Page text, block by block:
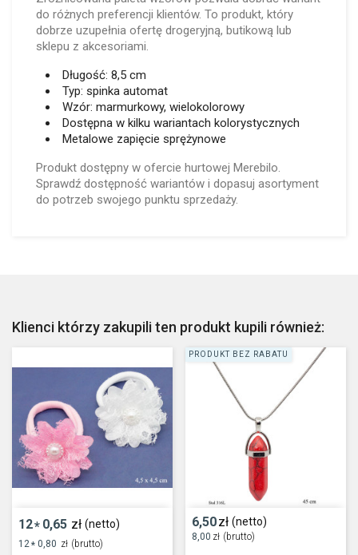
do różnych preferencji klientów. To produkt, który
dobrze uzupełnia ofertę drogeryjną, butikową lub
sklepu z akcesoriami.
Długość: 8,5 cm
Typ: spinka automat
Wzór: marmurkowy, wielokolorowy
Dostępna w kilku wariantach kolorystycznych
Metalowe zapięcie sprężynowe
Produkt dostępny w ofercie hurtowej Merebilo.
Sprawdź dostępność wariantów i dopasuj asortyment
do potrzeb swojego punktu sprzedaży.
Klienci którzy zakupili ten produkt kupili również:
12* 0,65 zł (netto)
12 * 0,80 zł (brutto)
6,50zł (netto)
8,00 zł (brutto)
PRODUKT BEZ RABATU